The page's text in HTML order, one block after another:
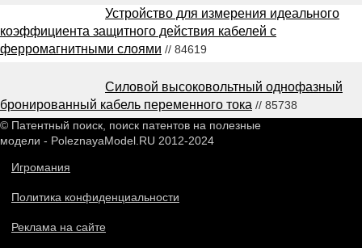
Устройство для измерения идеального
коэффициента защитного действия кабелей с
ферромагнитными слоями // 84619
Силовой высоковольтный однофазный
бронированный кабель переменного тока // 85738
© Патентный поиск, поиск патентов на полезные
модели - PoleznayaModel.RU 2012-2024
Игромания
Политика конфиденциальности
Реклама на сайте